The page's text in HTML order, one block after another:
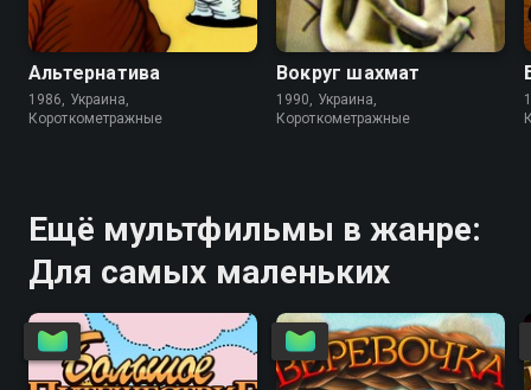
6.8
Альтернатива
1986, Украина,
Короткометражные
Вокруг шахмат
1990, Украина,
Короткометражные
Ещё мультфильмы в жанре:
Для самых маленьких